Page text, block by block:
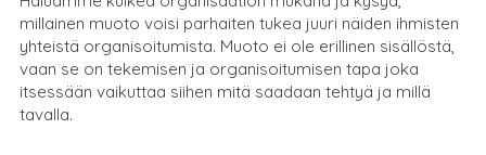
millainen muoto voisi parhaiten tukea juuri näiden ihmisten
yhteistä organisoitumista. Muoto ei ole erillinen sisällöstä,
vaan se on tekemisen ja organisoitumisen tapa joka
itsessään vaikuttaa siihen mitä saadaan tehtyä ja millä
tavalla.